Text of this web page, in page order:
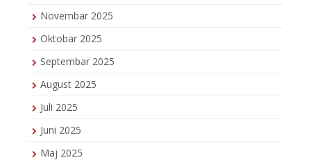
Novembar 2025
Oktobar 2025
Septembar 2025
August 2025
Juli 2025
Juni 2025
Maj 2025